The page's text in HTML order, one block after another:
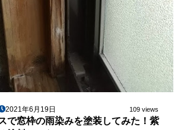
2021年6月19日 109 views
で窓枠の雨染みを塗装してみた！紫